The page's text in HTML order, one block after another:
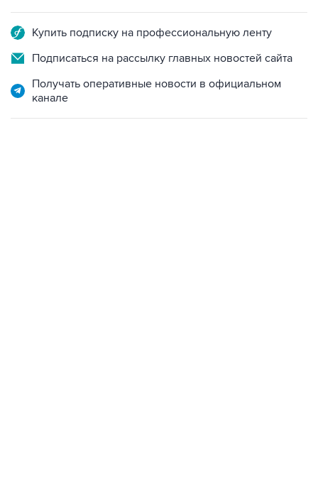
Купить подписку на профессиональную ленту
Подписаться на рассылку главных новостей сайта
Получать оперативные новости в официальном
канале